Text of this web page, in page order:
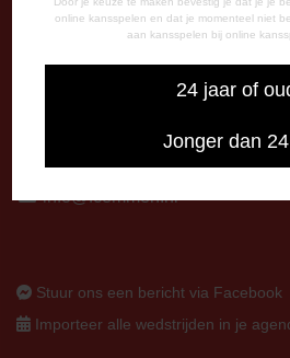
online kansspelen en dat je momenteel niet
aan kansspelen bij online
24 jaar of
Jonger dan
CORRESPONDENTIE-ADRES
7800 AA Emmen
0591-621048
info@fcemmen.nl
Stuur ons een bericht via Facebook
Importeer alle wedstrijden in je